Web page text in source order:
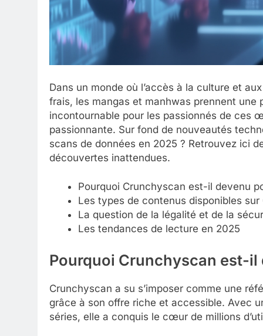
Dans un monde où l’accès à la culture et
frais, les mangas et manhwas prennent
incontournable pour les passionnés de ces
passionnante. Sur fond de nouveautés
scans de données en 2025 ? Retrouvez ici
découvertes inattendues.
Pourquoi Crunchyscan est-il devenu
Les types de contenus disponibles sur
La question de la légalité et de la
Les tendances de lecture en 2025
Pourquoi Crunchyscan est-il
Crunchyscan a su s’imposer comme une
grâce à son offre riche et accessible. Avec
séries, elle a conquis le cœur de millions